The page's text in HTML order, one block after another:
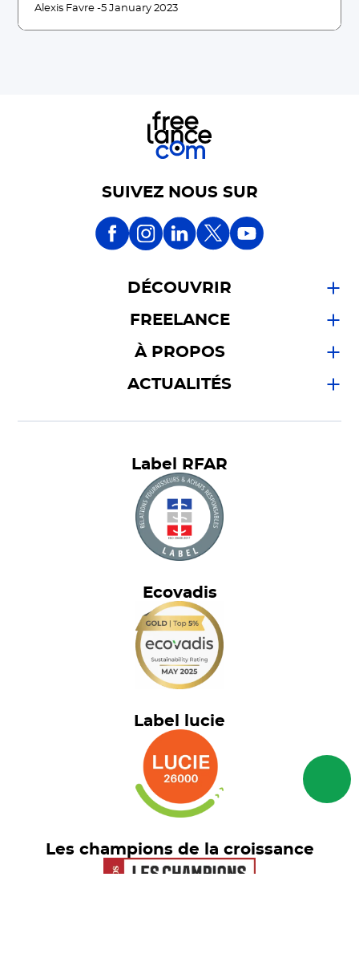
Alexis Favre -5 January 2023
SUIVEZ NOUS SUR
DÉCOUVRIR
FREELANCE
À PROPOS
ACTUALITÉS
Label RFAR
Ecovadis
Label lucie
Les champions de la croissance